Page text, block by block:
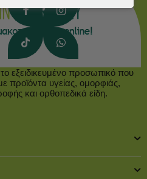
εξειδικευμένο προσωπικό που
προϊόντα υγείας, ομορφιάς,
και ορθοπεδικά είδη.